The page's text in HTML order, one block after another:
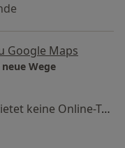
Google Maps
Wege
Dieser Arzt bzw. diese Ärztin bietet keine Online-Terminbuchung an diesem Standort an.